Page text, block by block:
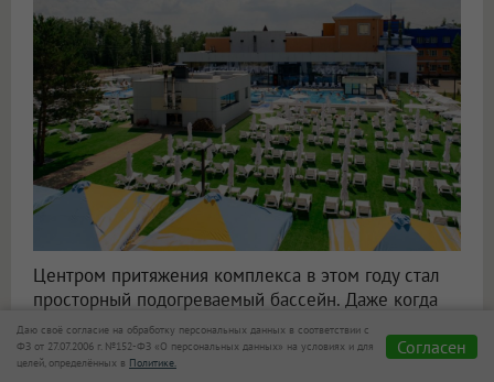
Центром притяжения комплекса в этом году стал
просторный подогреваемый бассейн. Даже когда
воздух начинает охлаждаться, здесь можно плавать
как в солнечные летние дни.
Даю своё согласие на обработку персональных данных в соответствии с
ФЗ от 27.07.2006 г. №152-ФЗ «О персональных данных» на условиях и для
целей, определённых в Политике.
Согласен